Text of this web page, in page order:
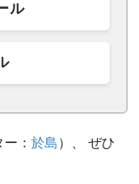
ル
： 於島）、 ぜひ